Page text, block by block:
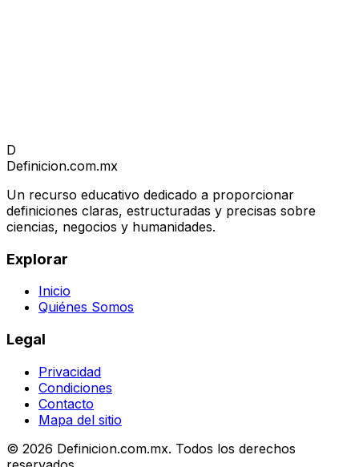
D
Definicion.com.mx
Un recurso educativo dedicado a proporcionar
definiciones claras, estructuradas y precisas sobre
ciencias, negocios y humanidades.
Explorar
Inicio
Quiénes Somos
Legal
Privacidad
Condiciones
Contacto
Mapa del sitio
© 2026 Definicion.com.mx. Todos los derechos